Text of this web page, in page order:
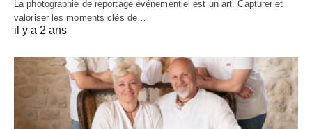
La photographie de reportage événementiel est un art. Capturer et
valoriser les moments clés de…
il y a 2 ans